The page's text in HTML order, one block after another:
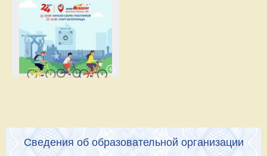
Сведения об образовательной организации